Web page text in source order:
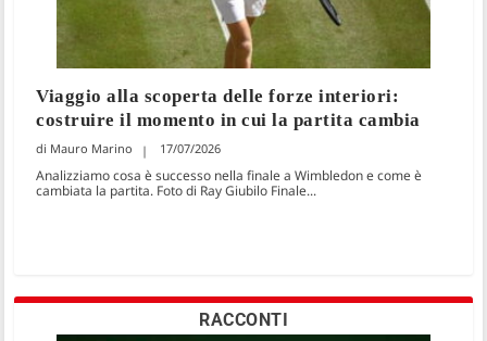
Viaggio alla scoperta delle forze interiori:
costruire il momento in cui la partita cambia
Mauro Marino 17/07/2026
Analizziamo cosa è successo nella finale a Wimbledon e come è
cambiata la partita. Foto di Ray Giubilo Finale...
RACCONTI